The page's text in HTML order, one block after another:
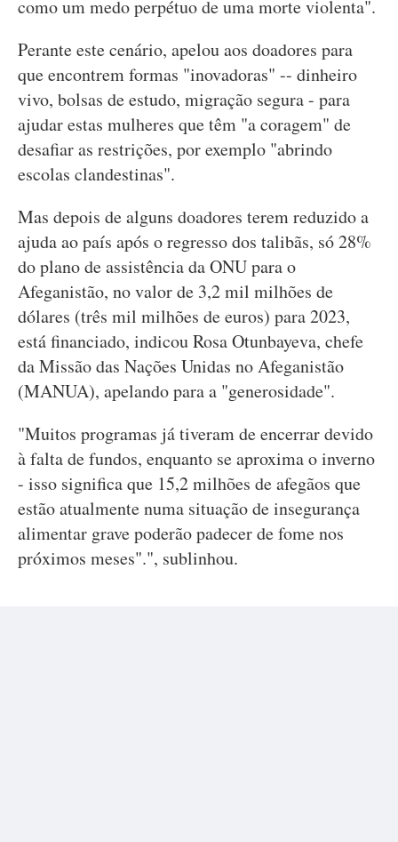
como um medo perpétuo de uma morte violenta".
Perante este cenário, apelou aos doadores para
que encontrem formas "inovadoras" -- dinheiro
vivo, bolsas de estudo, migração segura - para
ajudar estas mulheres que têm "a coragem" de
desafiar as restrições, por exemplo "abrindo
escolas clandestinas".
Mas depois de alguns doadores terem reduzido a
ajuda ao país após o regresso dos talibãs, só 28%
do plano de assistência da ONU para o
Afeganistão, no valor de 3,2 mil milhões de
dólares (três mil milhões de euros) para 2023,
está financiado, indicou Rosa Otunbayeva, chefe
da Missão das Nações Unidas no Afeganistão
(MANUA), apelando para a "generosidade".
"Muitos programas já tiveram de encerrar devido
à falta de fundos, enquanto se aproxima o inverno
- isso significa que 15,2 milhões de afegãos que
estão atualmente numa situação de insegurança
alimentar grave poderão padecer de fome nos
próximos meses".", sublinhou.